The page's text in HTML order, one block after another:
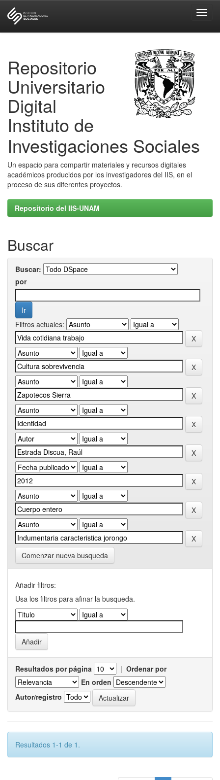
Repositorio
Universitario
Digital
Instituto de
Investigaciones Sociales
Un espacio para compartir materiales y recursos digitales
académicos producidos por los investigadores del IIS, en el
proceso de sus diferentes proyectos.
Repositorio del IIS-UNAM
Buscar
Buscar:
por
Filtros actuales:
Comenzar nueva busqueda
Añadir filtros:
Usa los filtros para afinar la busqueda.
Resultados por página | Ordenar por
En orden
Autor/registro
Resultados 1-1 de 1.